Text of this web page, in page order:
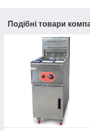
Подібні товари